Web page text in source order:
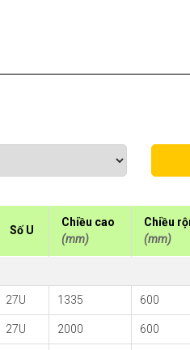
Số U
Chiều cao
(mm)
Chiều
(mm)
27U 1335 600
27U 2000 600